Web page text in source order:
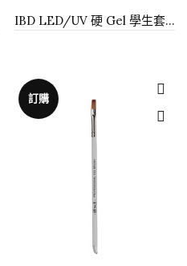
IBD LED/UV 硬 Gel 學生套裝
訂購